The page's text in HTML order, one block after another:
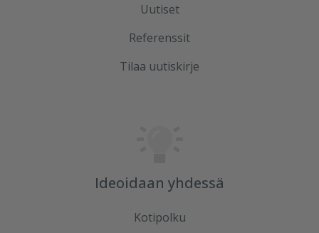
Uutiset
Referenssit
Tilaa uutiskirje
Ideoidaan yhdessä
Kotipolku